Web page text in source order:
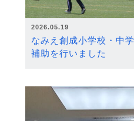
2026.05.19
なみえ創成小学校・中
補助を行いました